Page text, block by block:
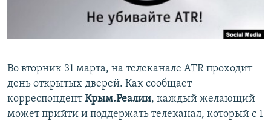
ПОБЕДИТЕЛЕЙ НЕ СУДЯТ?
УКРАИНСКАЯ ПРОБЛЕМА КРЫМА
Все сайты RFE/RL
Во вторник 31 марта, на телеканале ATR проходит
день открытых дверей. Как сообщает
корреспондентКрым.Реалии, каждый желающий
может прийти и поддержать телеканал, который с 1